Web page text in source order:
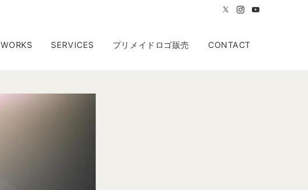
WORKS SERVICES プリメイドロゴ販売 CONTACT